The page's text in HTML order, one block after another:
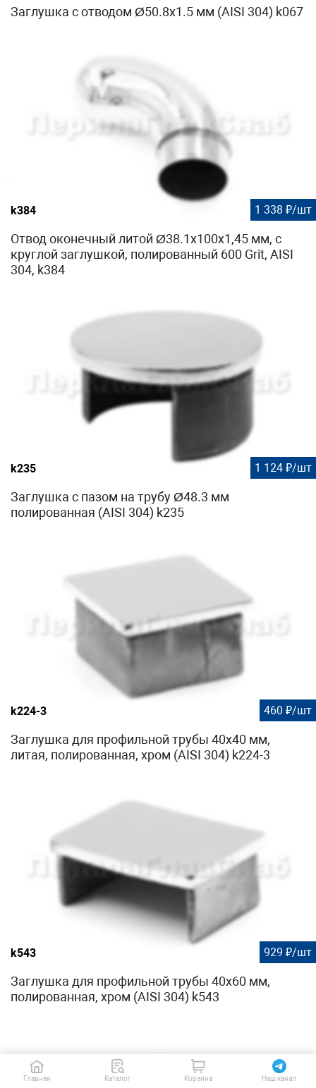
Заглушка с отводом Ø50.8х1.5 мм (AISI 304) k067
k384 1 338 ₽/шт
Отвод оконечный литой Ø38.1х100х1,45 мм, с
круглой заглушкой, полированный 600 Grit, AISI
304, k384
k235 1 124 ₽/шт
Заглушка с пазом на трубу Ø48.3 мм
полированная (AISI 304) k235
k224-3 460 ₽/шт
Заглушка для профильной трубы 40х40 мм,
литая, полированная, хром (AISI 304) k224-3
k543 929 ₽/шт
Заглушка для профильной трубы 40х60 мм,
полированная, хром (AISI 304) k543
Главная Каталог Корзина Наш канал